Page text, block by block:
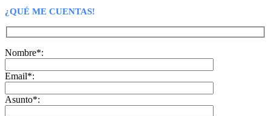
¿QUÉ ME CUENTAS!
Nombre*:
Email*:
Asunto*: